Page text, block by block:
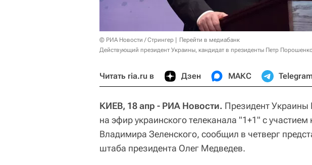
© РИА Новости / Стрингер
Перейти в медиабанк
Действующий президент Украины, кандидат в президенты Петр
Читать ria.ru в Дзен МАКС
КИЕВ, 18 апр - РИА Новости. Президент Украины
на эфир украинского телеканала "1+1" с
Владимира Зеленского, сообщил в четверг
штаба президента Олег Медведев.